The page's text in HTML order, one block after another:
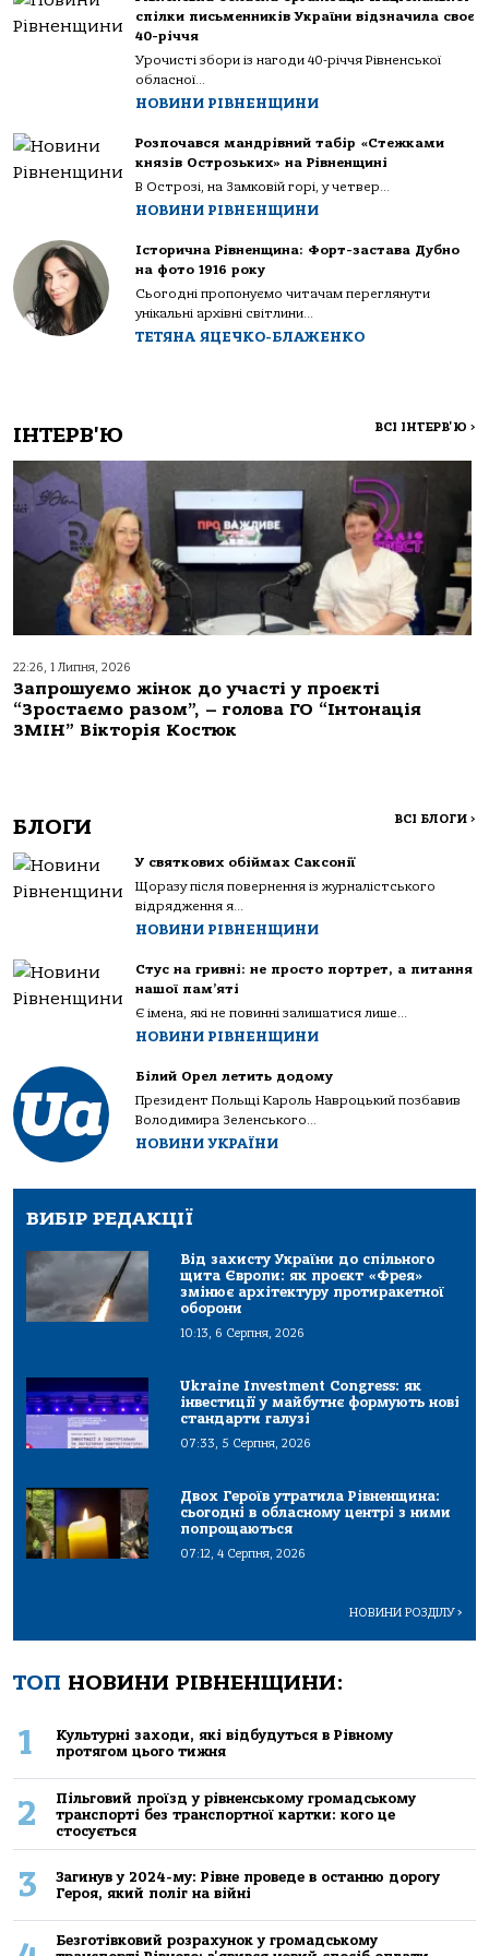
спілки письменників України відзначила своє
40-річчя
Урочисті збори із нагоди 40-річчя Рівненської
обласної...
НОВИНИ РІВНЕНЩИНИ
Розпочався мандрівний табір «Стежками
князів Острозьких» на Рівненщині
В Острозі, на Замковій горі, у четвер...
НОВИНИ РІВНЕНЩИНИ
Історична Рівненщина: Форт-застава Дубно
на фото 1916 року
Сьогодні пропонуємо читачам переглянути
унікальні архівні світлини...
ТЕТЯНА ЯЦЕЧКО-БЛАЖЕНКО
ІНТЕРВ'Ю ВСІ ІНТЕРВ'Ю >
22:26, 1 Липня, 2026
Запрошуємо жінок до участі у проєкті
“Зростаємо разом”, – голова ГО “Інтонація
ЗМІН” Вікторія Костюк
БЛОГИ ВСІ БЛОГИ >
У святкових обіймах Саксонії
Щоразу після повернення із журналістського
відрядження я...
НОВИНИ РІВНЕНЩИНИ
Стус на гривні: не просто портрет, а питання
нашої пам’яті
Є імена, які не повинні залишатися лише...
НОВИНИ РІВНЕНЩИНИ
Білий Орел летить додому
Президент Польщі Кароль Навроцький позбавив
Володимира Зеленського...
НОВИНИ УКРАЇНИ
ВИБІР РЕДАКЦІЇ
Від захисту України до спільного
щита Європи: як проєкт «Фрея»
змінює архітектуру протиракетної
оборони
10:13, 6 Серпня, 2026
Ukraine Investment Congress: як
інвестиції у майбутнє формують нові
стандарти галузі
07:33, 5 Серпня, 2026
Двох Героїв утратила Рівненщина:
сьогодні в обласному центрі з ними
попрощаються
07:12, 4 Серпня, 2026
НОВИНИ РОЗДІЛУ>
ТОП НОВИНИ РІВНЕНЩИНИ:
1
Культурні заходи, які відбудуться в Рівному
протягом цього тижня
2
Пільговий проїзд у рівненському громадському
транспорті без транспортної картки: кого це
стосується
3
Загинув у 2024-му: Рівне проведе в останню дорогу
Героя, який поліг на війні
Безготівковий розрахунок у громадському